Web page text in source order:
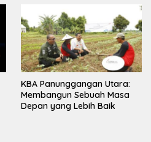
KBA Panunggangan Utara:
Membangun Sebuah Masa
Depan yang Lebih Baik